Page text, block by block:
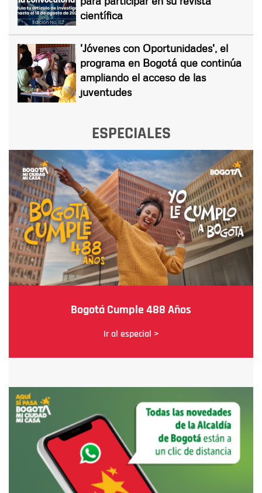
científica
'Jóvenes con Oportunidades', el
programa en Bogotá que continúa
ampliando el acceso de las
juventudes
ESPECIALES
Bogotá Cumple 488 Años
Ir al especial >